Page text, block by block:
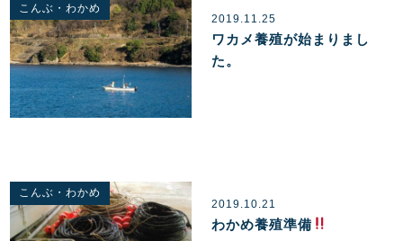
こんぶ・わかめ
2019.11.25
ワカメ養殖が始まりまし
た。
こんぶ・わかめ
2019.10.21
わかめ養殖準備